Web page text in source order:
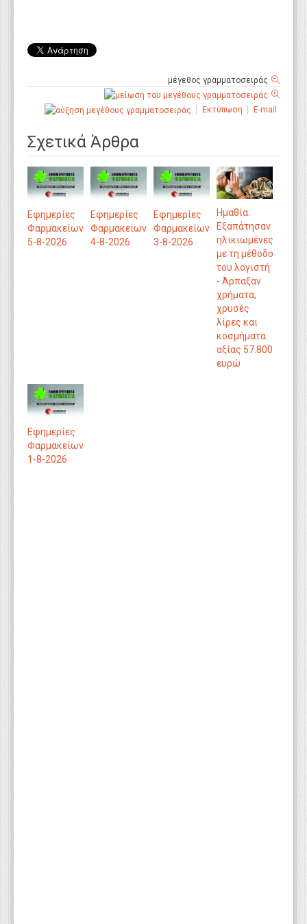
μέγεθος γραμματοσειράς
Εκτύπωση E-mail
Σχετικά Άρθρα
Εφημερίες
Φαρμακείων
5-8-2026
Εφημερίες
Φαρμακείων
4-8-2026
Εφημερίες
Φαρμακείων
3-8-2026
Ημαθία:
Εξαπάτησαν
ηλικιωμένες
με τη μέθοδο
του λογιστή
- Άρπαξαν
χρήματα,
χρυσές
λίρες και
κοσμήματα
αξίας 57.800
ευρώ
Εφημερίες
Φαρμακείων
1-8-2026